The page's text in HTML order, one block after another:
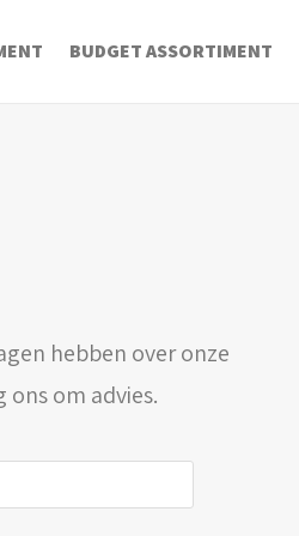
BUDGET ASSORTIMENT
hebben over onze
om advies.